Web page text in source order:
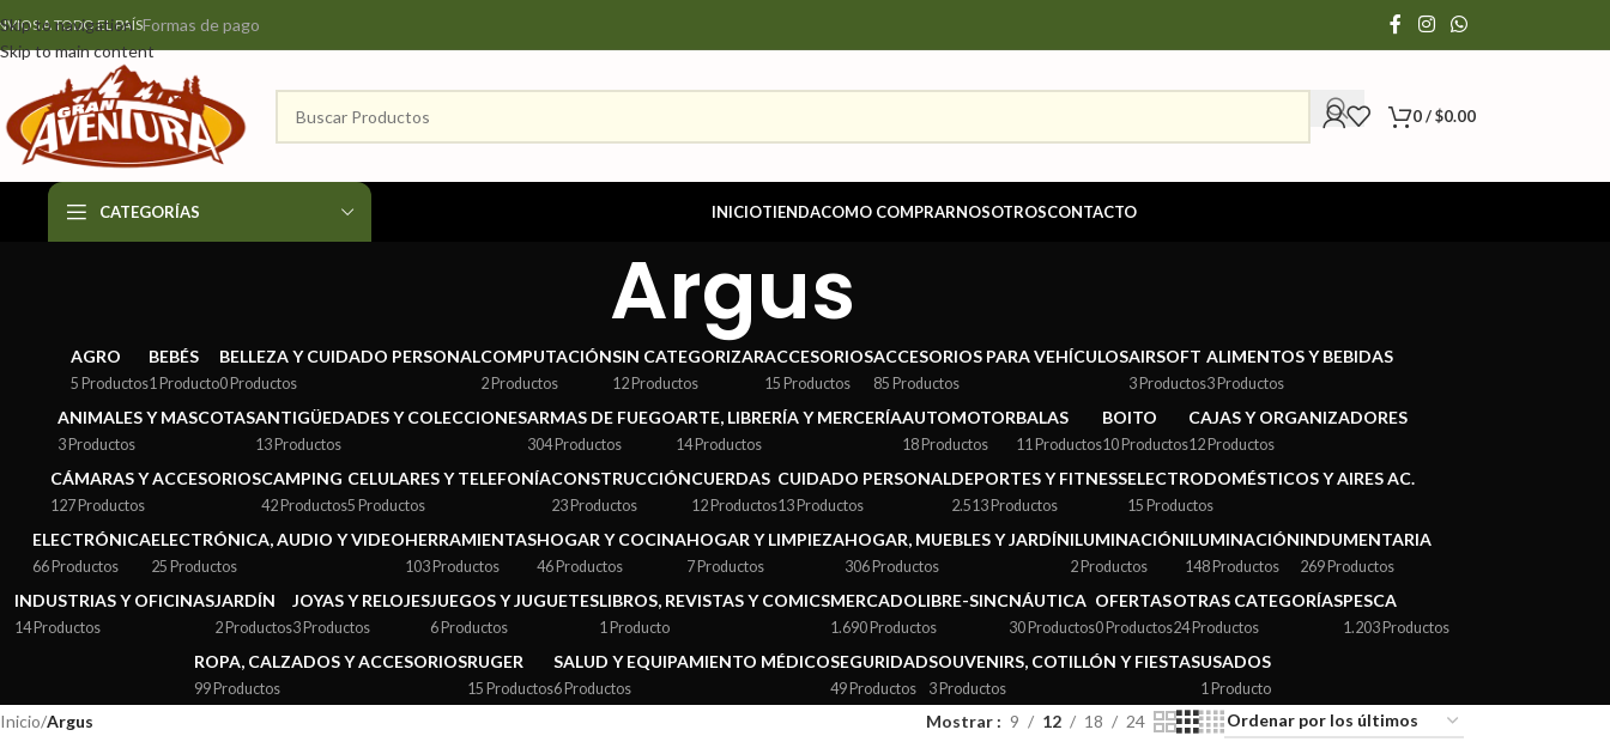
Skip to navigation
Skip to main content
A TODO EL PAÍSFormas de pago
0/$0.00
CATEGORÍAS INICIOTIENDACOMO COMPRARNOSOTROSCONTACTO
Argus
AGRO
5 Productos
BEBÉS
1 Producto
BELLEZA Y CUIDADO PERSONAL
0 Productos
COMPUTACIÓN
2 Productos
SIN CATEGORIZAR
12 Productos
ACCESORIOS
15 Productos
ACCESORIOS PARA VEHÍCULOS
85 Productos
AIRSOFT
3 Productos
ALIMENTOS Y BEBIDAS
3 Productos
ANIMALES Y MASCOTAS
3 Productos
ANTIGÜEDADES Y COLECCIONES
13 Productos
ARMAS DE FUEGO
304 Productos
ARTE, LIBRERÍA Y MERCERÍA
14 Productos
AUTOMOTOR
18 Productos
BALAS
11 Productos
BOITO
10 Productos
CAJAS Y ORGANIZADORES
12 Productos
CÁMARAS Y ACCESORIOS
127 Productos
CAMPING
42 Productos
CELULARES Y TELEFONÍA
5 Productos
CONSTRUCCIÓN
23 Productos
CUERDAS
12 Productos
CUIDADO PERSONAL
13 Productos
DEPORTES Y FITNESS
2.513 Productos
ELECTRODOMÉSTICOS Y AIRES AC.
15 Productos
ELECTRÓNICA
66 Productos
ELECTRÓNICA, AUDIO Y VIDEO
25 Productos
HERRAMIENTAS
103 Productos
HOGAR Y COCINA
46 Productos
HOGAR Y LIMPIEZA
7 Productos
HOGAR, MUEBLES Y JARDÍN
306 Productos
ILUMINACIÓN
2 Productos
ILUMINACIÓN
148 Productos
INDUMENTARIA
269 Productos
INDUSTRIAS Y OFICINAS
14 Productos
JARDÍN
2 Productos
JOYAS Y RELOJES
3 Productos
JUEGOS Y JUGUETES
6 Productos
LIBROS, REVISTAS Y COMICS
1 Producto
MERCADOLIBRE-SINC
1.690 Productos
NÁUTICA
30 Productos
OFERTAS
0 Productos
OTRAS CATEGORÍAS
24 Productos
PESCA
1.203 Productos
ROPA, CALZADOS Y ACCESORIOS
99 Productos
RUGER
15 Productos
SALUD Y EQUIPAMIENTO MÉDICO
6 Productos
SEGURIDAD
49 Productos
SOUVENIRS, COTILLÓN Y FIESTAS
3 Productos
USADOS
1 Producto
Inicio/Argus Mostrar 9 12 18 24